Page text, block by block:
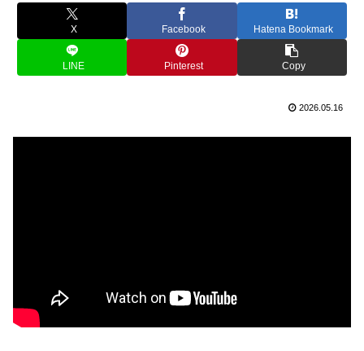
X Facebook Hatena Bookmark
LINE Pinterest Copy
2026.05.16